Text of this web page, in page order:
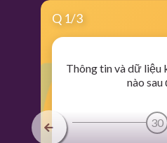
Q 1/3
Thông tin và dữ liệu
nào sau
30